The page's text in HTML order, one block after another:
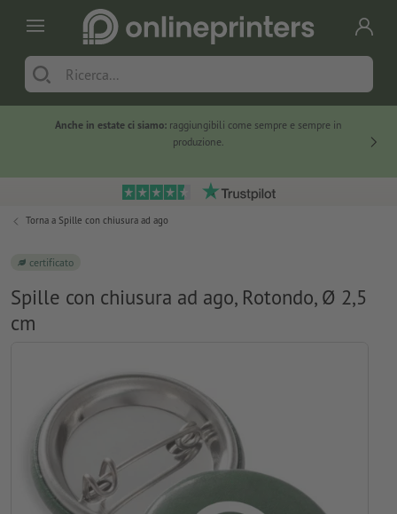
Anche in estate ci siamo: raggiungibili come sempre e sempre in
produzione.
Torna a Spille con chiusura ad ago
certificato
Spille con chiusura ad ago, Rotondo, Ø 2,5
cm